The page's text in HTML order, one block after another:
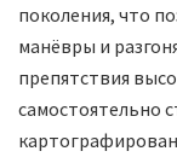
поколения, что
манёвры и
препятствия
самостоятельно